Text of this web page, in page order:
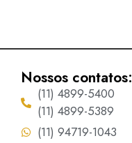
Nossos contatos:
(11) 4899-5400
(11) 4899-5389
(11) 94719-1043